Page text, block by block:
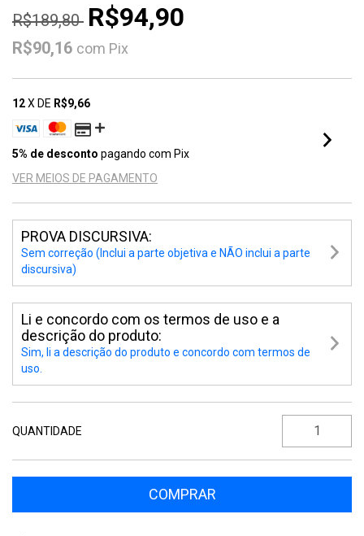
R$189,80 R$94,90
R$90,16 com Pix
12X DE R$9,66
5% de desconto pagando com Pix
VER MEIOS DE PAGAMENTO
PROVA DISCURSIVA:
Sem correção (Inclui a parte objetiva e NÃO inclui a parte
discursiva)
Li e concordo com os termos de uso e a
descrição do produto:
Sim, li a descrição do produto e concordo com termos de
uso.
QUANTIDADE